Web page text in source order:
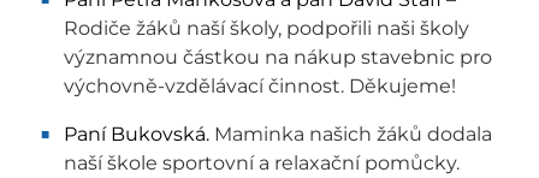
Rodiče žáků naší školy, podpořili naši školy
významnou částkou na nákup stavebnic pro
výchovně-vzdělávací činnost. Děkujeme!
Paní Bukovská. Maminka našich žáků dodala
naší škole sportovní a relaxační pomůcky.